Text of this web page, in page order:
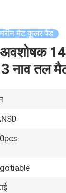
मरीन मैट कूलर पैड
नाव तल